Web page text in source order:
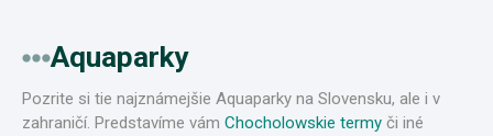
Aquaparky
Pozrite si tie najznámejšie Aquaparky na Slovensku, ale i v
zahraničí. Predstavíme vám Chocholowskie termy či iné